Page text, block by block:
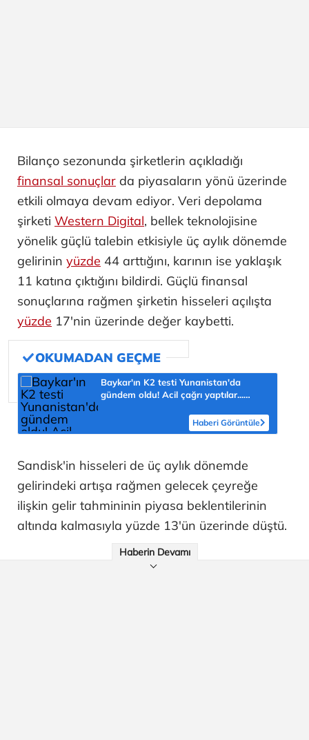
Bilanço sezonunda şirketlerin açıkladığı
finansal sonuçlar da piyasaların yönü üzerinde
etkili olmaya devam ediyor. Veri depolama
şirketi Western Digital, bellek teknolojisine
yönelik güçlü talebin etkisiyle üç aylık dönemde
gelirinin yüzde 44 arttığını, karının ise yaklaşık
11 katına çıktığını bildirdi. Güçlü finansal
sonuçlarına rağmen şirketin hisseleri açılışta
yüzde 17'nin üzerinde değer kaybetti.
Baykar'ın K2 testi Yunanistan'da
gündem oldu! Acil çağrı yaptılar...
Haberi Görüntüle
Sandisk'in hisseleri de üç aylık dönemde
gelirindeki artışa rağmen gelecek çeyreğe
ilişkin gelir tahmininin piyasa beklentilerinin
altında kalmasıyla yüzde 13'ün üzerinde düştü.
Haberin Devamı